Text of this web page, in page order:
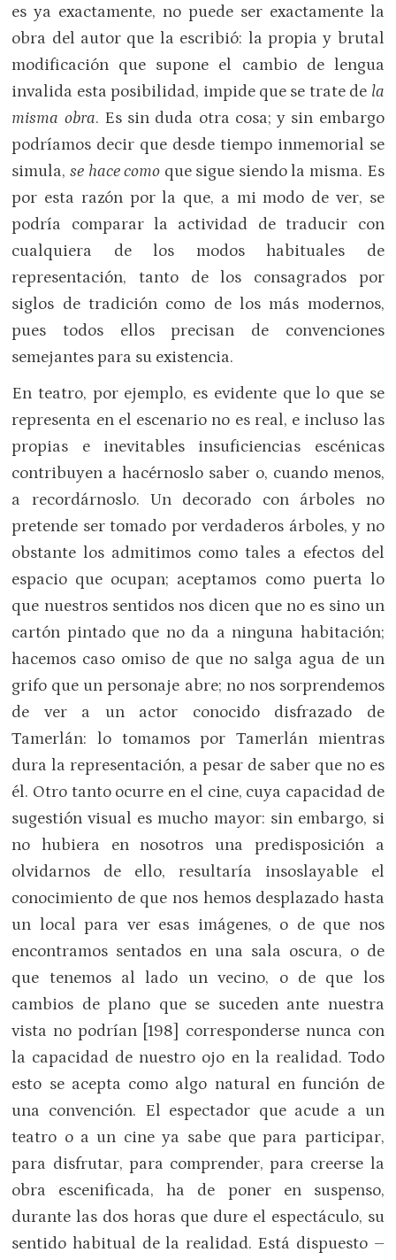
es ya exactamente, no puede ser exactamente la
obra del autor que la escribió: la propia y brutal
modificación que supone el cambio de lengua
invalida esta posibilidad, impide que se trate de la
misma obra. Es sin duda otra cosa; y sin embargo
podríamos decir que desde tiempo inmemorial se
simula,se hace como que sigue siendo la misma. Es
por esta razón por la que, a mi modo de ver, se
podría comparar la actividad de traducir con
cualquiera de los modos habituales de
representación, tanto de los consagrados por
siglos de tradición como de los más modernos,
pues todos ellos precisan de convenciones
semejantes para su existencia.
En teatro, por ejemplo, es evidente que lo que se
representa en el escenario no es real, e incluso las
propias e inevitables insuficiencias escénicas
contribuyen a hacérnoslo saber o, cuando menos,
a recordárnoslo. Un decorado con árboles no
pretende ser tomado por verdaderos árboles, y no
obstante los admitimos como tales a efectos del
espacio que ocupan; aceptamos como puerta lo
que nuestros sentidos nos dicen que no es sino un
cartón pintado que no da a ninguna habitación;
hacemos caso omiso de que no salga agua de un
grifo que un personaje abre; no nos sorprendemos
de ver a un actor conocido disfrazado de
Tamerlán: lo tomamos por Tamerlán mientras
dura la representación, a pesar de saber que no es
él. Otro tanto ocurre en el cine, cuya capacidad de
sugestión visual es mucho mayor: sin embargo, si
no hubiera en nosotros una predisposición a
olvidarnos de ello, resultaría insoslayable el
conocimiento de que nos hemos desplazado hasta
un local para ver esas imágenes, o de que nos
encontramos sentados en una sala oscura, o de
que tenemos al lado un vecino, o de que los
cambios de plano que se suceden ante nuestra
vista no podrían [198] corresponderse nunca con
la capacidad de nuestro ojo en la realidad. Todo
esto se acepta como algo natural en función de
una convención. El espectador que acude a un
teatro o a un cine ya sabe que para participar,
para disfrutar, para comprender, para creerse la
obra escenificada, ha de poner en suspenso,
durante las dos horas que dure el espectáculo, su
sentido habitual de la realidad. Está dispuesto –